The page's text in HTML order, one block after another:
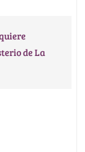
de La